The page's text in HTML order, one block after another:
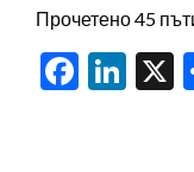
Прочетено 45